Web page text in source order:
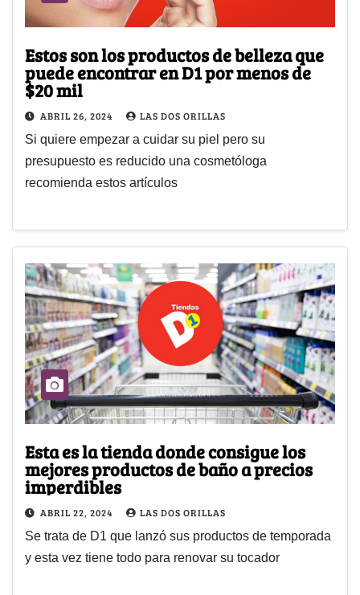
Estos son los productos de belleza que
puede encontrar en D1 por menos de
$20 mil
ABRIL 26, 2024 LAS DOS ORILLAS
Si quiere empezar a cuidar su piel pero su
presupuesto es reducido una cosmetóloga
recomienda estos artículos
Esta es la tienda donde consigue los
mejores productos de baño a precios
imperdibles
ABRIL 22, 2024 LAS DOS ORILLAS
Se trata de D1 que lanzó sus productos de temporada
y esta vez tiene todo para renovar su tocador